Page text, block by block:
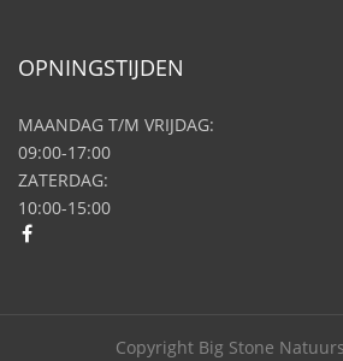
OPNINGSTIJDEN
MAANDAG T/M VRIJDAG:
09:00-17:00
ZATERDAG:
10:00-15:00
Copyright Big Stone